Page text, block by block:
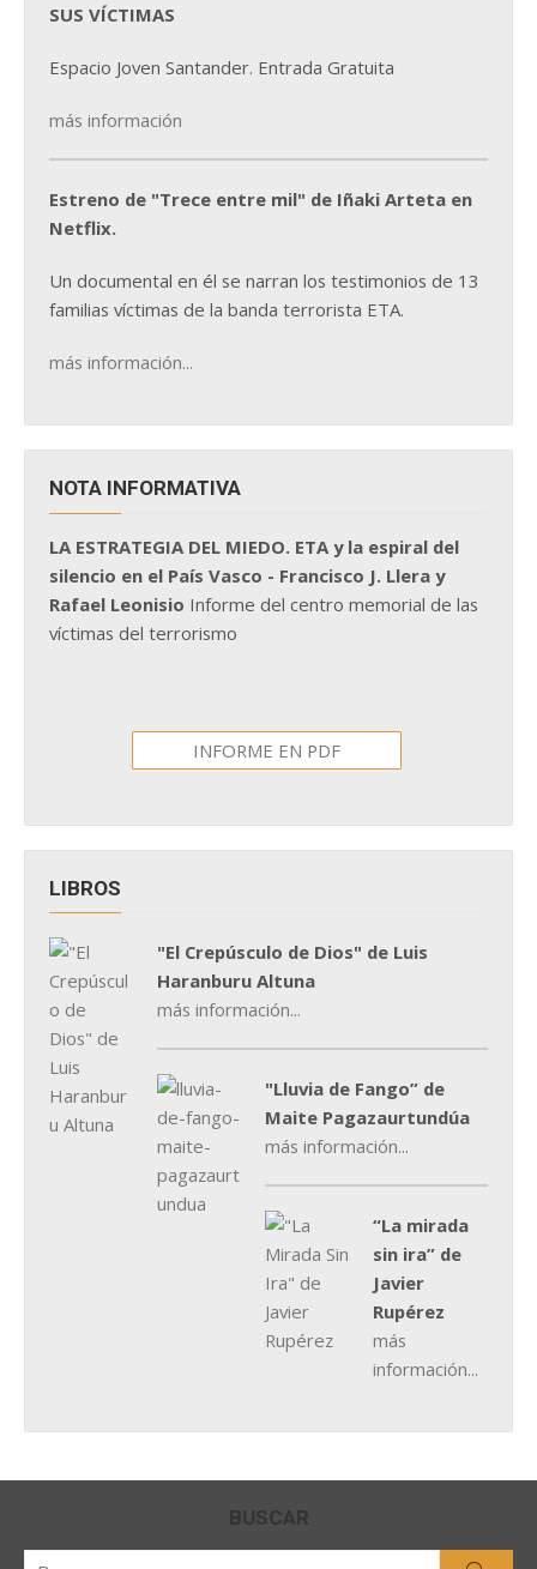
SUS VÍCTIMAS
Espacio Joven Santander. Entrada Gratuita
más información
Estreno de "Trece entre mil" de Iñaki Arteta en
Netflix.
Un documental en él se narran los testimonios de 13
familias víctimas de la banda terrorista ETA.
más información...
NOTA INFORMATIVA
LA ESTRATEGIA DEL MIEDO. ETA y la espiral del
silencio en el País Vasco - Francisco J. Llera y
Rafael Leonisio Informe del centro memorial de las
víctimas del terrorismo
INFORME EN PDF
LIBROS
"El Crepúsculo de Dios" de Luis
Haranburu Altuna
más información...
"Lluvia de Fango” de
Maite Pagazaurtundúa
más información...
“La mirada
sin ira” de
Javier
Rupérez
más
información...
BUSCAR